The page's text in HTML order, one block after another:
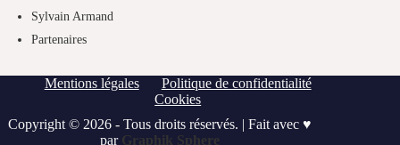
Sylvain Armand
Partenaires
Mentions légales
Politique de confidentialité
Cookies
Copyright © 2026 - Tous droits réservés. | Fait avec ♥
par Graphik Sphere